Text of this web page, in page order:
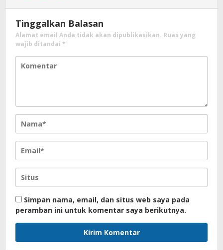
Tinggalkan Balasan
Alamat email Anda tidak akan dipublikasikan. Ruas yang
wajib ditandai *
Simpan nama, email, dan situs web saya pada
peramban ini untuk komentar saya berikutnya.